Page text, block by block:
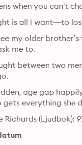
when you can't
is all I want—to
my older
me to.
between two
age gap
gets everything she
Richards (Ljudbok):